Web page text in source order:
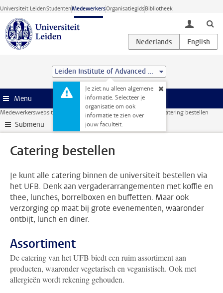
Ga direct naar de inhoud
Universiteit LeidenStudentenMedewerkersOrganisatiegidsBibliotheek
toggle
Leiden Institute of Advanced Computer Science (LIACS)
Je ziet nu alleen algemene
informatie. Selecteer je
organisatie om ook
informatie te zien over
jouw faculteit.
Menu
Medewerkerswebsite Faciliteiten Catering en evenementen Catering bestellen
Submenu
Catering bestellen
Je kunt alle catering binnen de universiteit bestellen via
het UFB. Denk aan vergaderarrangementen met koffie en
thee, lunches, borrelboxen en buffetten. Maar ook
verzorging op maat bij grote evenementen, waaronder
ontbijt, lunch en diner.
Assortiment
De catering van het UFB biedt een ruim assortiment aan
producten, waaronder vegetarisch en veganistisch. Ook met
allergieën wordt rekening gehouden.